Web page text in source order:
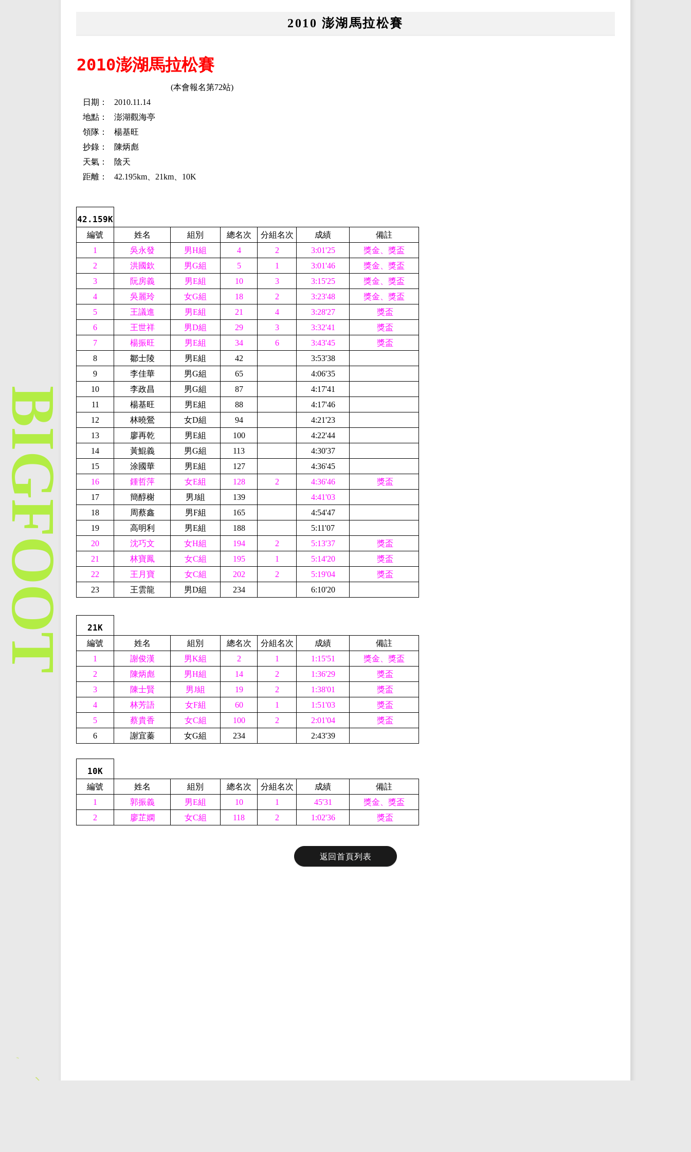
2010 澎湖馬拉松賽
2010澎湖馬拉松賽
(本會報名第72站)
日期：
2010.11.14
地點：
澎湖觀海亭
領隊：
楊基旺
抄錄：
陳炳彪
天氣：
陰天
距離：
42.195km 21km 10K
42.159K
編號 姓名 組別 總名次 分組名次 成績
備註
1
吳永發 男H組 4 2 3:01'25
獎金、獎盃
2
洪國欽 男G組 5 1 3:01'46
獎金、獎盃
3
阮房義 男E組 10 3 3:15'25
獎金、獎盃
4
吳麗玲 女G組 18 2 3:23'48
獎金、獎盃
5
王議進 男E組 21 4 3:28'27
獎盃
6
王世祥 男D組 29 3 3:32'41
獎盃
7
楊振旺 男E組 34 6 3:43'45
獎盃
8
鄒士陵 男E組 42
3:53'38
9
李佳華 男G組 65
4:06'35
10
李政昌 男G組 87 4:17'41
11
楊基旺 男E組 88 4:17'46
12
林曉鶯 女D組 94
4:21'23
13
廖再乾 男E組 100
4:22'44
14
黃鯤義 男G組 113
4:30'37
15
涂國華 男E組 127
4:36'45
16
鍾哲萍 女E組 128 2 4:36'46
獎盃
17
簡醇榭 男J組 139
4:41'03
18
周蔡鑫 男F組 165
4:54'47
19
高明利 男E組 188
5:11'07
20
沈巧文 女H組 194 2 5:13'37
獎盃
21
林寶鳳 女C組 195 1 5:14'20
獎盃
22
王月寶 女C組 202 2 5:19'04
獎盃
23
王雲龍 男D組 234 6:10'20
21K
編號 姓名 組別 總名次 分組名次 成績
備註
1
謝俊漢 男K組 2 1 1:15'51
獎金、獎盃
2
陳炳彪 男H組 14 2 1:36'29
獎盃
3
陳士賢 男J組 19 2 1:38'01
獎盃
4
林芳語 女F組 60 1 1:51'03
獎盃
5
蔡貴香 女C組 100 2 2:01'04
獎盃
6
謝宜蓁 女G組 234 2:43'39
10K
編號 姓名 組別 總名次 分組名次 成績
備註
1
郭振義 男E組 10 1 45'31
獎金、獎盃
2
廖芷嫻 女C組 118 2 1:02'36 獎盃
返回首頁列表